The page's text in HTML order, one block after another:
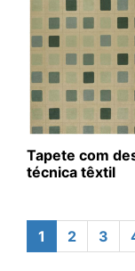
Tapete com
técnica têxtil
1 2 3